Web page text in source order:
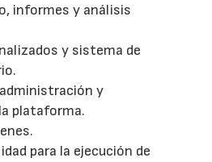
informes y análisis
y sistema de
y
plataforma.
para la ejecución de